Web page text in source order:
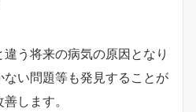
う将来の病気の原因となり
い問題等も発見することが
します。